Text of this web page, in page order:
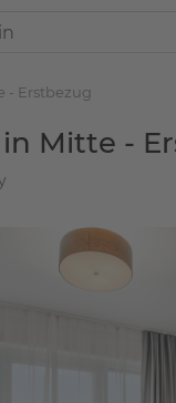
- Erstbezug
Mitte -